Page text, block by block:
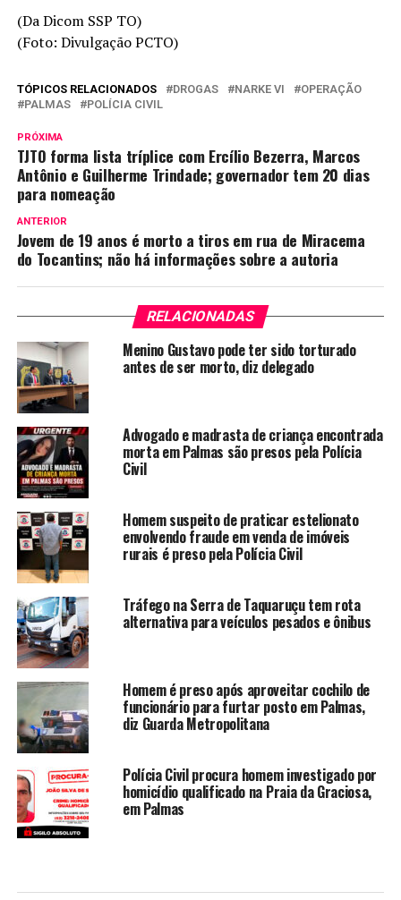
(Da Dicom SSP TO)
(Foto: Divulgação PCTO)
TÓPICOS RELACIONADOS DROGAS NARKE VI
OPERAÇÃO
PALMAS
POLÍCIA CIVIL
PRÓXIMA
TJTO forma lista tríplice com Ercílio Bezerra, Marcos
Antônio e Guilherme Trindade; governador tem 20 dias
para nomeação
ANTERIOR
Jovem de 19 anos é morto a tiros em rua de Miracema
do Tocantins; não há informações sobre a autoria
RELACIONADAS
Menino Gustavo pode ter sido torturado
antes de ser morto, diz delegado
Advogado e madrasta de criança encontrada
morta em Palmas são presos pela Polícia
Civil
Homem suspeito de praticar estelionato
envolvendo fraude em venda de imóveis
rurais é preso pela Polícia Civil
Tráfego na Serra de Taquaruçu tem rota
alternativa para veículos pesados e ônibus
Homem é preso após aproveitar cochilo de
funcionário para furtar posto em Palmas,
diz Guarda Metropolitana
Polícia Civil procura homem investigado por
homicídio qualificado na Praia da Graciosa,
em Palmas